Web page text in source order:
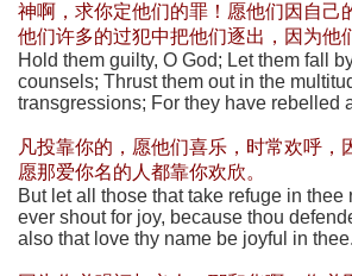
神啊，求你定他们的罪！愿他们因自己
他们许多的过犯中把他们逐出，因为他
Hold them guilty, O God; Let them fall
counsels; Thrust them out in the
transgressions; For they have rebelled
凡投靠你的，愿他们喜乐，时常欢呼，
愿那爱你名的人都靠你欢欣。
But let all those that take refuge in thee
ever shout for joy, because thou
also that love thy name be joyful in thee.